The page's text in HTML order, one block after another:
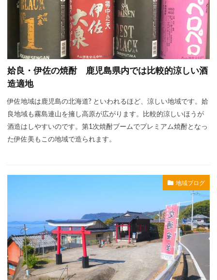
姶良・伊佐の焼酎 鹿児島県内では比較的涼しい酒
造適地
伊佐地域は鹿児島の北海道? といわれるほど、涼しい地域です。姶
良地域も霧島連山を擁し高原が広がります。比較的涼しいほうが
酒造はしやすいのです。第1次焼酎ブームでプレミアム焼酎となっ
た伊佐美もこの地域で造られます。
地域ブログ